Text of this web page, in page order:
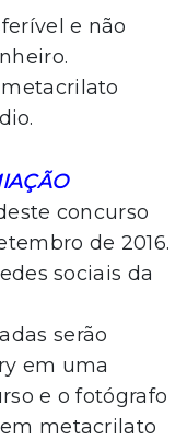
e não
concurso
de 2016.
sociais da
serão
em uma
e o fotógrafo
metacrilato